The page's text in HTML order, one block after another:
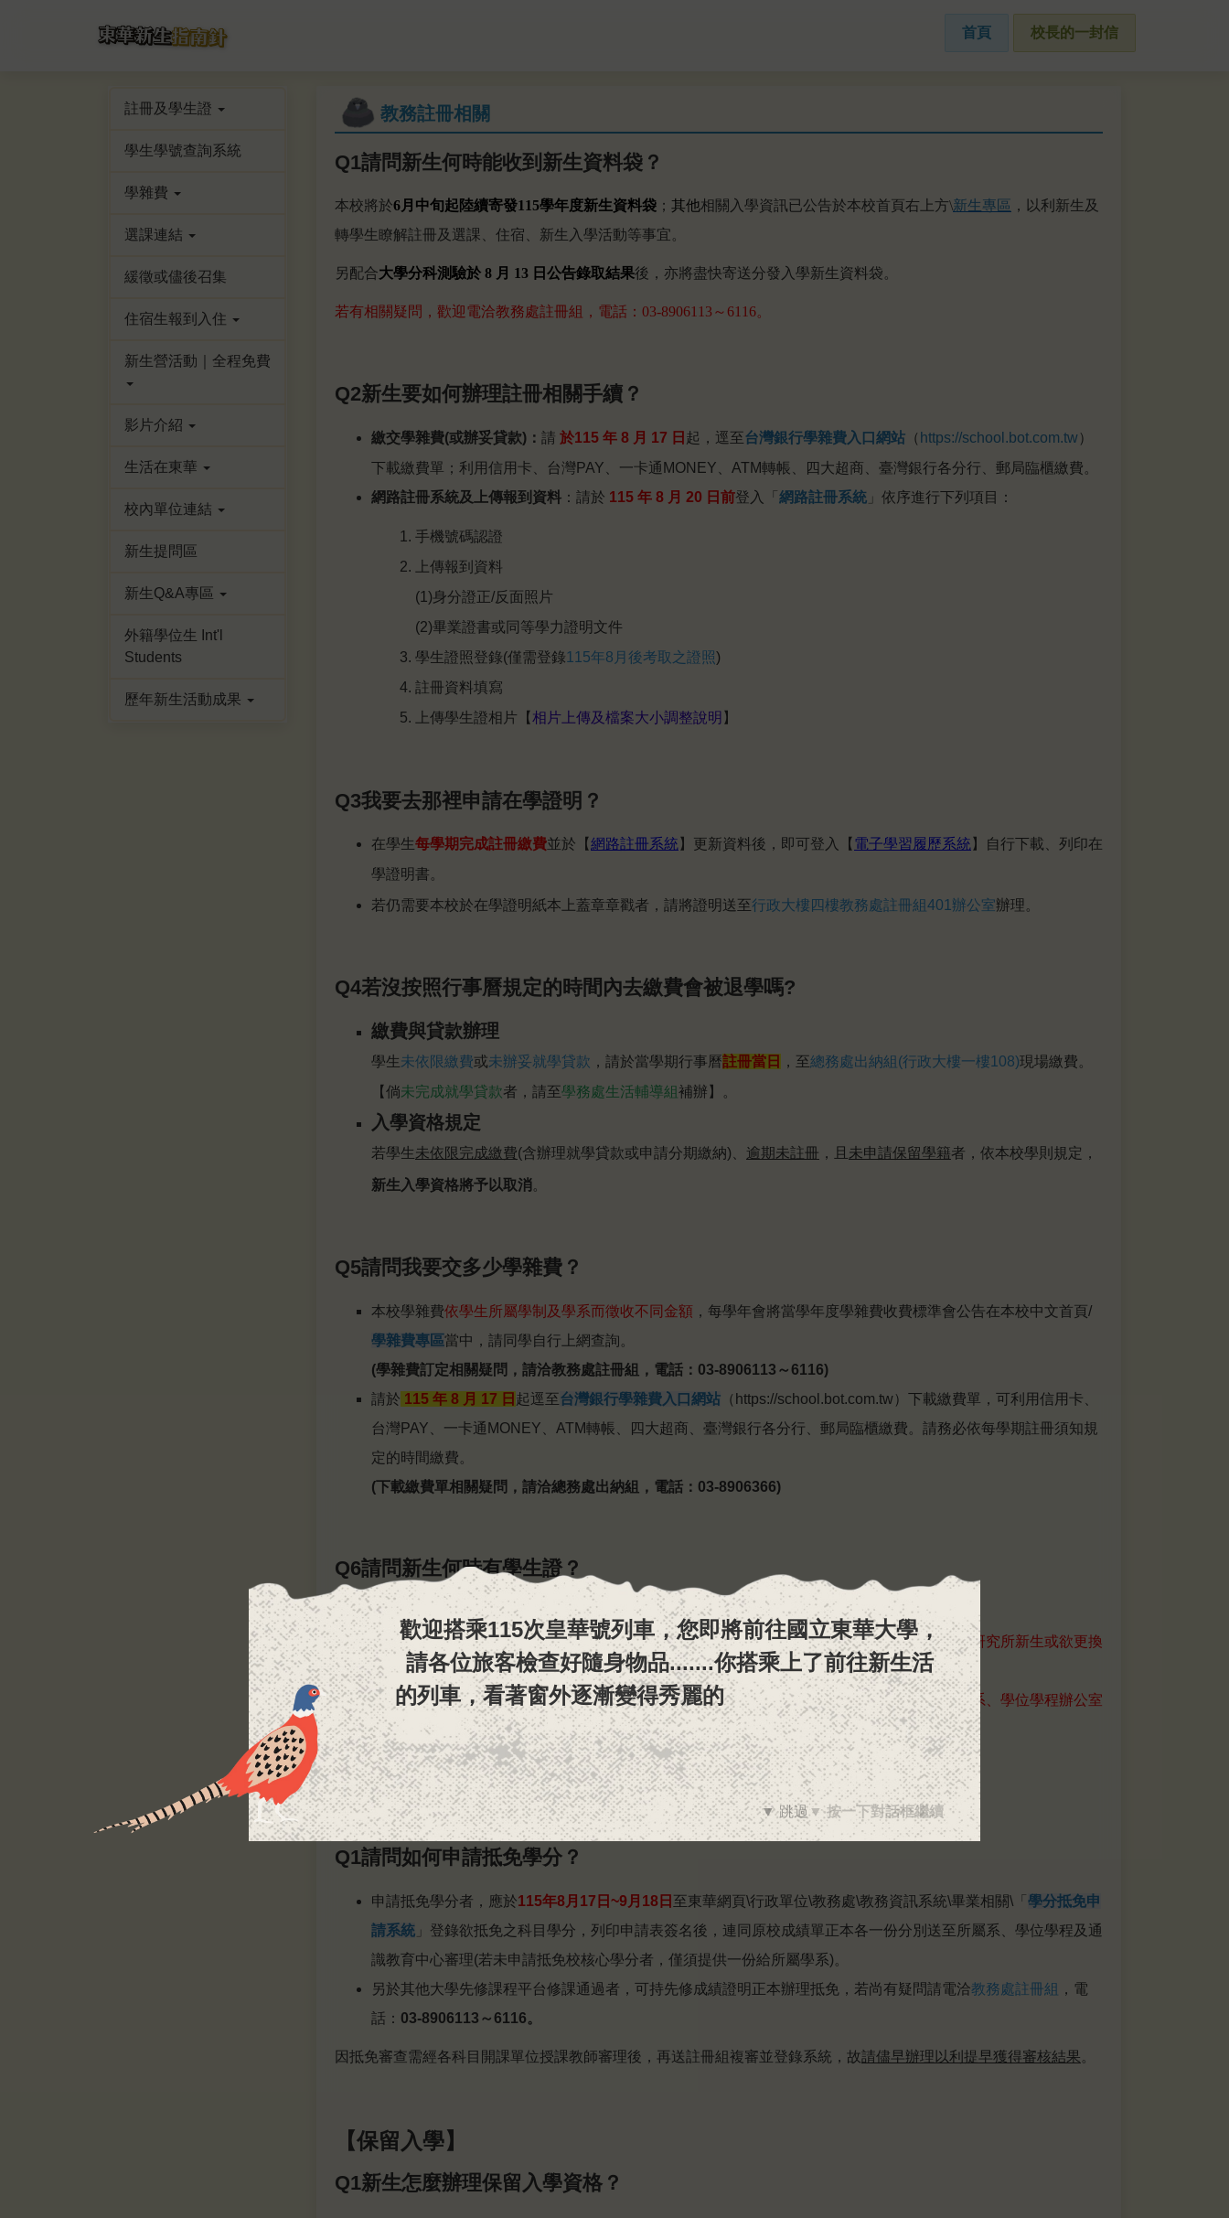
首頁 校長的一封信
註冊及學生證
學生學號查詢系統
學雜費
選課連結
緩徵或儘後召集
住宿生報到入住
新生營活動｜全程免費
影片介紹
生活在東華
校內單位連結
新生提問區
新生Q&A專區
外籍學位生 Int'l
Students
歷年新生活動成果
教務註冊相關
Q1請問新生何時能收到新生資料袋？
本校將於6月中旬起陸續寄發115學年度新生資料袋 ； 其他相關入學資訊已公告於本校首頁右上方\新生專區 ，以利新生及
轉學生瞭解註冊及選課、住宿、新生入學活動等事宜。
另配合大學分科測驗於 8 月 13 日公告錄取結果後，亦將盡快寄送分發入學新生資料袋。
若有相關疑問，歡迎電洽教務處註冊組，電話：03-8906113～6116。
Q2新生要如何辦理註冊相關手續？
繳交學雜費(或辦妥貸款)： 請 於115 年 8 月 17 日 起，逕至台灣銀行學雜費入口網站 （ https://school.bot.com.tw）
下載繳費單；利用信用卡、台灣PAY、一卡通MONEY、ATM轉帳、四大超商、臺灣銀行各分行、郵局臨櫃繳費。
網路註冊系統及上傳報到資料 ：請於 115 年 8 月 20 日前登入「 網路註冊系統 」依序進行下列項目：
手機號碼認證
上傳報到資料
(1)身分證正/反面照片
(2)畢業證書或同等學力證明文件
學生證照登錄(僅需登錄115年8月後考取之證照)
註冊資料填寫
上傳學生證相片【相片上傳及檔案大小調整說明 】
Q3我要去那裡申請在學證明？
在學生每學期完成註冊繳費並於 【網路註冊系統 】更新資料後，即可登入【 電子學習履歷系統 】自行下載、列印在
學證明書。
若仍需要本校於在學證明紙本上蓋章章戳者，請將證明送至行政大樓四樓教務處註冊組401辦公室辦理。
Q4若沒按照行事曆規定的時間內去繳費會被退學嗎?
繳費與貸款辦理
學生未依限繳費或未辦妥就學貸款 ，請於當學期行事曆註冊當日 ，至總務處出納組(行政大樓一樓108)現場繳費。
【倘未完成就學貸款者，請至學務處生活輔導組補辦】。
入學資格規定
若學生未依限完成繳費(含辦理就學貸款或申請分期繳納)、 逾期未註冊 ，且 未申請保留學籍者，依本校學則規定，
新生入學資格將予以取消。
Q5請問我要交多少學雜費？
本校學雜費依學生所屬學制及學系而徵收不同金額 ，每學年會將當學年度學雜費收費標準會公告在本校中文首頁/
學雜費專區當中，請同學自行上網查詢。
(學雜費訂定相關疑問，請洽教務處註冊組，電話：03-8906113～6116)
請於 115 年 8 月 17 日 起逕至台灣銀行學雜費入口網站 （ https://school.bot.com.tw）下載繳費單，可利用信用卡、
台灣PAY、一卡通MONEY、ATM轉帳、四大超商、臺灣銀行各分行、郵局臨櫃繳費。請務必依每學期註冊須知規
定的時間繳費。
(下載繳費單相關疑問，請洽總務處出納組，電話：03-8906366)
Q6請問新生何時有學生證？
本校學生證為 結合悠遊卡與本校門禁、圖書證等多功能之學生證。
學士班新生係以大學入學考試中心轉入之相片檔製作，單獨招生管道入學的新生、轉學新生、研究所新生或欲更換
相片者，請於115 / 8 / 20前至本校網路註冊系統上傳照片檔。
確認已完成網路註冊及上傳電子檔之學生，本校將陸續分批製做學生證，並於開學後通知各學系、學位學程辦公室
領取轉發。 學生可至【學生證查詢系統】查看學生證製作進度
【學分抵免】
Q1請問如何申請抵免學分？
申請抵免學分者，應於115年8月17日~9月18日 至東華網頁\行政單位\教務處\教務資訊系統\畢業相關\「 學分抵免申
請系統 」登錄欲抵免之科目學分，列印申請表簽名後，連同原校成績單正本各一份分別送至所屬系、學位學程及通
識教育中心審理(若未申請抵免校核心學分者，僅須提供一份給所屬學系)。
另於其他大學先修課程平台修課通過者，可持先修成績證明正本辦理抵免，若尚有疑問請電洽教務處註冊組 ，電
話： 03-8906113～6116。
因抵免審查需經各科目開課單位授課教師審理後，再送註冊組複審並登錄系統，故請儘早辦理以利提早獲得審核結果。
【保留入學】
Q1新生怎麼辦理保留入學資格？
歡迎搭乘115次皇華號列車，您即將前往國立東華大學，
請各位旅客檢查好隨身物品.......你搭乘上了前往新生活
的列車，看著窗外逐漸變得秀麗的風景配上火車有規律的
聲
音 你帶著期待與緊張的心情在
▼ 跳過▼ 按一下對話框繼續